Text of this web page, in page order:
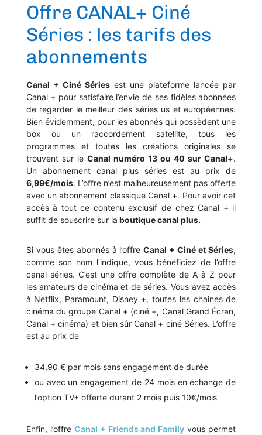
Offre CANAL+ Ciné
Séries : les tarifs des
abonnements
Canal + Ciné Sériesest une plateforme lancée par
Canal + pour satisfaire l’envie de ses fidèles abonnées
de regarder le meilleur des séries us et européennes.
Bien évidemment, pour les abonnés qui possèdent une
box ou un raccordement satellite, tous les
programmes et toutes les créations originales se
trouvent sur le Canal numéro 13 ou 40 sur Canal+.
Un abonnement canal plus séries est au prix de
6,99€/mois. L’offre n’est malheureusement pas offerte
avec un abonnement classique Canal +. Pour avoir cet
accès à tout ce contenu exclusif de chez Canal + il
suffit de souscrire sur la boutique canal plus.
Si vous êtes abonnés à l’offreCanal + Ciné et Séries,
comme son nom l’indique, vous bénéficiez de l’offre
canal séries. C’est une offre complète de A à Z pour
les amateurs de cinéma et de séries. Vous avez accès
à Netflix, Paramount, Disney +, toutes les chaines de
cinéma du groupe Canal + (ciné +, Canal Grand Écran,
Canal + cinéma) et bien sûr Canal + ciné Séries. L’offre
est au prix de
34,90 € par mois sans engagement de durée
ou avec un engagement de 24 mois en échange de
l’option TV+ offerte durant 2 mois puis 10€/mois
Enfin, l’offre Canal + Friends and Family vous permet